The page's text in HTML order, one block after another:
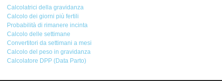
Calcolatrici della gravidanza
Calcolo dei giorni più fertili
Probabilità di rimanere incinta
Calcolo delle settimane
Convertitori da settimani a mesi
Calcolo del peso in gravidanza
Calcolatore DPP (Data Parto)